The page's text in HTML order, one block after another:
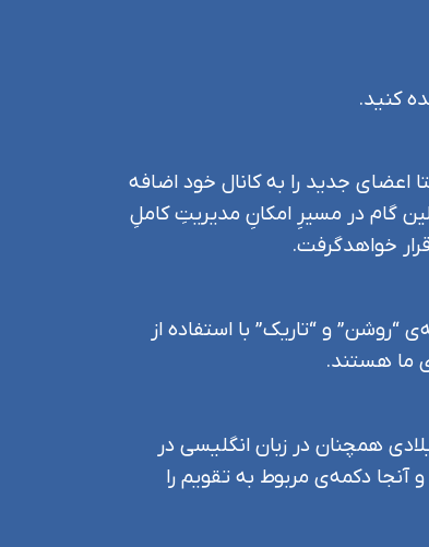
کنید.
جدید را به کانال خود اضافه
گام در مسیرِ امکانِ مدیریتِ کاملِ
خواهدگرفت.
و “تاریک” با استفاده از
ما هستند.
همچنان در زبان انگلیسی در
دکمه‌ی مربوط به تقویم را